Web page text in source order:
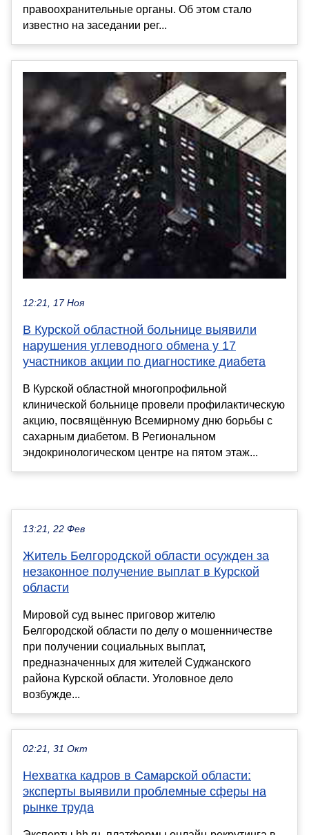
правоохранительные органы. Об этом стало
известно на заседании рег...
12:21, 17 Ноя
В Курской областной больнице выявили
нарушения углеводного обмена у 17
участников акции по диагностике диабета
В Курской областной многопрофильной
клинической больнице провели профилактическую
акцию, посвящённую Всемирному дню борьбы с
сахарным диабетом. В Региональном
эндокринологическом центре на пятом этаж...
13:21, 22 Фев
Житель Белгородской области осужден за
незаконное получение выплат в Курской
области
Мировой суд вынес приговор жителю
Белгородской области по делу о мошенничестве
при получении социальных выплат,
предназначенных для жителей Суджанского
района Курской области. Уголовное дело
возбужде...
02:21, 31 Окт
Нехватка кадров в Самарской области:
эксперты выявили проблемные сферы на
рынке труда